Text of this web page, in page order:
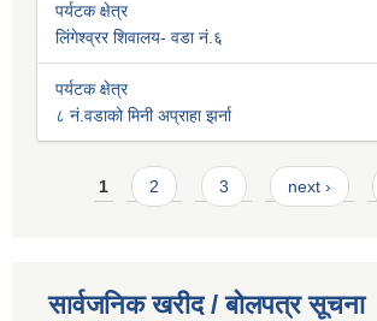
पर्यटक क्षेत्र
लिंगेश्व्रर शिवालय- वडा नं.६
पर्यटक क्षेत्र
८ नं.वडाको मिनी अप्राहा झर्ना
Pages
1 2 3 next ›
सार्वजनिक खरीद / बोलपत्र सूचना